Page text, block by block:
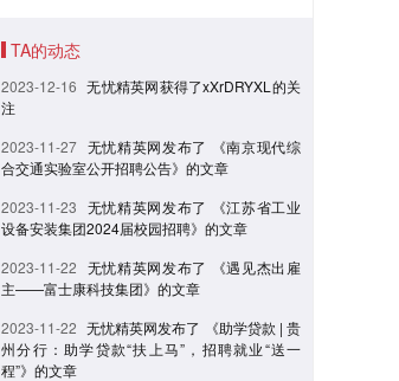
TA的动态
2023-12-16 无忧精英网获得了xXrDRYXL的关
注
2023-11-27 无忧精英网发布了 《南京现代综
合交通实验室公开招聘公告》的文章
2023-11-23 无忧精英网发布了 《江苏省工业
设备安装集团2024届校园招聘》的文章
2023-11-22 无忧精英网发布了 《遇见杰出雇
主——富士康科技集团》的文章
2023-11-22 无忧精英网发布了 《助学贷款 | 贵
州分行：助学贷款“扶上马”，招聘就业“送一
程”》的文章